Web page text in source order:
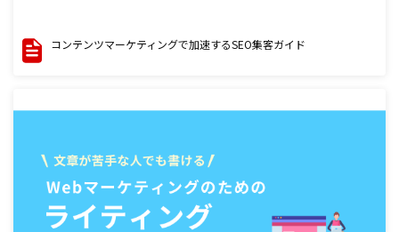
コンテンツマーケティングで加速するSEO集客ガイド